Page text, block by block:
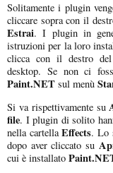
Solitamente i plugin
cliccare sopra con il
Estrai. I plugin in
istruzioni per la loro
clicca con il destro
desktop. Se non ci
Paint.NET sul menù
Si va rispettivamente su
file. I plugin di solito
nella cartellaEffects. Lo
dopo aver cliccato su
cui è installato